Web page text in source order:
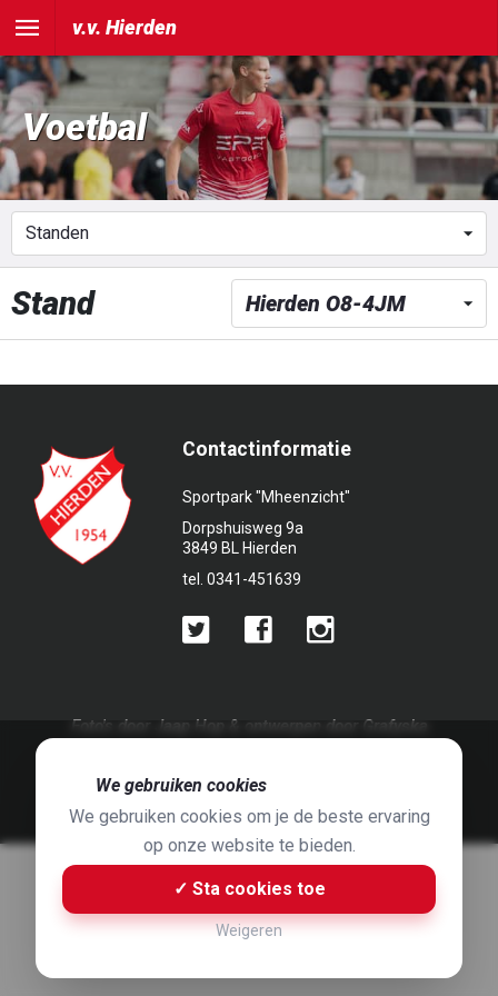
v.v. Hierden
Voetbal
Stand
Contactinformatie
Sportpark "Mheenzicht"
Dorpshuisweg 9a
3849 BL Hierden
tel. 0341-451639
Foto's door Jaap Hop & ontwerpen door
Grafyska
We gebruiken cookies
We gebruiken cookies om je de beste ervaring
op onze website te bieden.
✓ Sta cookies toe
Weigeren